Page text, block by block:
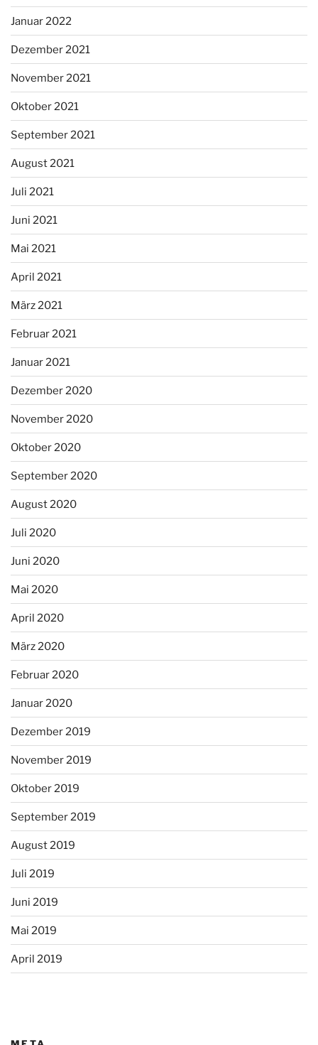
Januar 2022
Dezember 2021
November 2021
Oktober 2021
September 2021
August 2021
Juli 2021
Juni 2021
Mai 2021
April 2021
März 2021
Februar 2021
Januar 2021
Dezember 2020
November 2020
Oktober 2020
September 2020
August 2020
Juli 2020
Juni 2020
Mai 2020
April 2020
März 2020
Februar 2020
Januar 2020
Dezember 2019
November 2019
Oktober 2019
September 2019
August 2019
Juli 2019
Juni 2019
Mai 2019
April 2019